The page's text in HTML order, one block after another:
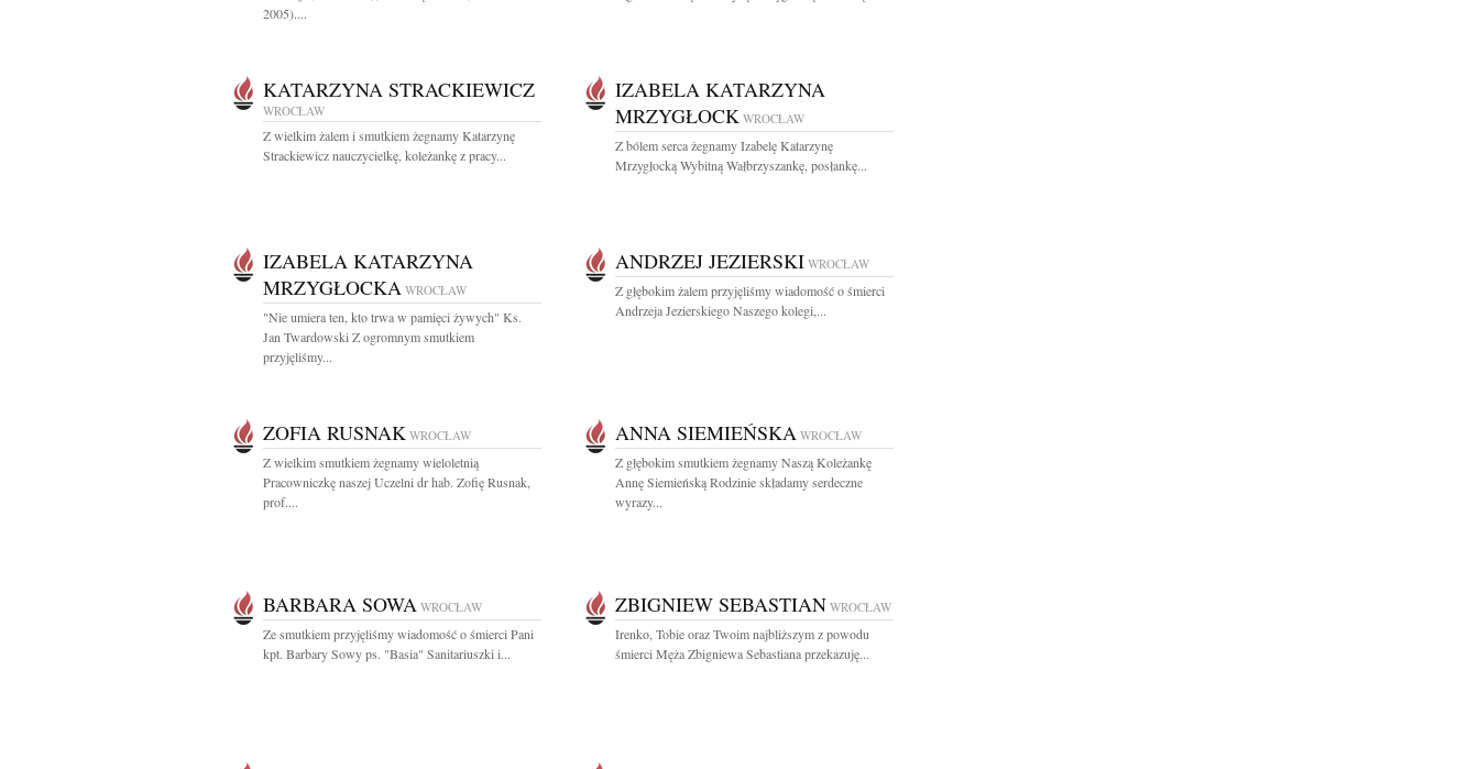
2005)....
KATARZYNA STRACKIEWICZ
WROCŁAW
Z wielkim żalem i smutkiem żegnamy Katarzynę
Strackiewicz nauczycielkę, koleżankę z pracy...
IZABELA KATARZYNA
MRZYGŁOCK WROCŁAW
Z bólem serca żegnamy Izabelę Katarzynę
Mrzygłocką Wybitną Wałbrzyszankę, posłankę...
IZABELA KATARZYNA
MRZYGŁOCKA WROCŁAW
"Nie umiera ten, kto trwa w pamięci żywych" Ks.
Jan Twardowski Z ogromnym smutkiem
przyjęliśmy...
ANDRZEJ JEZIERSKI WROCŁAW
Z głębokim żalem przyjęliśmy wiadomość o śmierci
Andrzeja Jezierskiego Naszego kolegi,...
ZOFIA RUSNAK WROCŁAW
Z wielkim smutkiem żegnamy wieloletnią
Pracowniczkę naszej Uczelni dr hab. Zofię Rusnak,
prof....
ANNA SIEMIEŃSKA WROCŁAW
Z głębokim smutkiem żegnamy Naszą Koleżankę
Annę Siemieńską Rodzinie składamy serdeczne
wyrazy...
BARBARA SOWA WROCŁAW
Ze smutkiem przyjęliśmy wiadomość o śmierci Pani
kpt. Barbary Sowy ps. "Basia" Sanitariuszki i...
ZBIGNIEW SEBASTIAN WROCŁAW
Irenko, Tobie oraz Twoim najbliższym z powodu
śmierci Męża Zbigniewa Sebastiana przekazuję...